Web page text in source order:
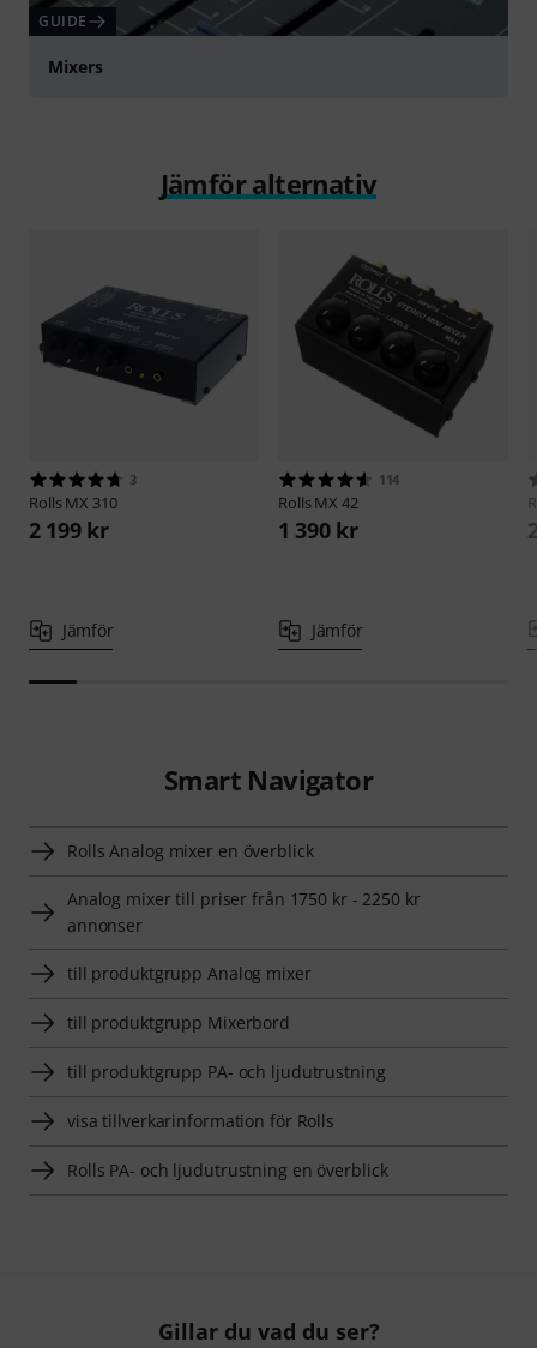
GUIDE
Mixers
Jämför alternativ
3
RollsMX 310
2 199 kr
Jämför
114
RollsMX 42
1 390 kr
Jämför
Smart Navigator
Rolls Analog mixer en överblick
Analog mixer till priser från 1750 kr - 2250 kr
annonser
till produktgrupp Analog mixer
till produktgrupp Mixerbord
till produktgrupp PA- och ljudutrustning
visa tillverkarinformation för Rolls
Rolls PA- och ljudutrustning en överblick
Gillar du vad du ser?